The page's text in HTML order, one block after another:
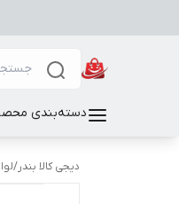
دسته‌بندی
دیجی کالا بندر/